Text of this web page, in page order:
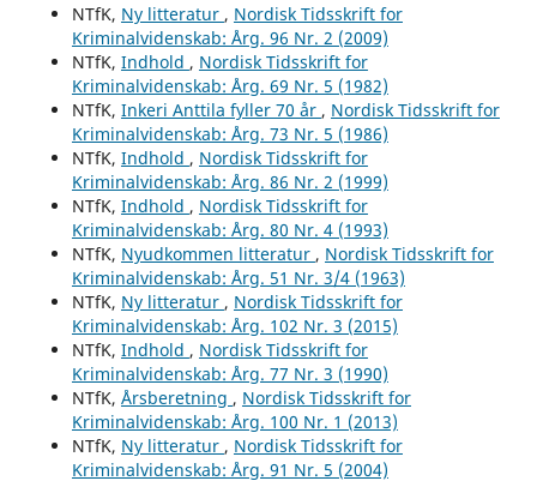
NTfK, Ny litteratur , Nordisk Tidsskrift for
Kriminalvidenskab: Årg. 96 Nr. 2 (2009)
NTfK, Indhold , Nordisk Tidsskrift for
Kriminalvidenskab: Årg. 69 Nr. 5 (1982)
NTfK, Inkeri Anttila fyller 70 år , Nordisk Tidsskrift for
Kriminalvidenskab: Årg. 73 Nr. 5 (1986)
NTfK, Indhold , Nordisk Tidsskrift for
Kriminalvidenskab: Årg. 86 Nr. 2 (1999)
NTfK, Indhold , Nordisk Tidsskrift for
Kriminalvidenskab: Årg. 80 Nr. 4 (1993)
NTfK, Nyudkommen litteratur , Nordisk Tidsskrift for
Kriminalvidenskab: Årg. 51 Nr. 3/4 (1963)
NTfK, Ny litteratur , Nordisk Tidsskrift for
Kriminalvidenskab: Årg. 102 Nr. 3 (2015)
NTfK, Indhold , Nordisk Tidsskrift for
Kriminalvidenskab: Årg. 77 Nr. 3 (1990)
NTfK, Årsberetning , Nordisk Tidsskrift for
Kriminalvidenskab: Årg. 100 Nr. 1 (2013)
NTfK, Ny litteratur , Nordisk Tidsskrift for
Kriminalvidenskab: Årg. 91 Nr. 5 (2004)